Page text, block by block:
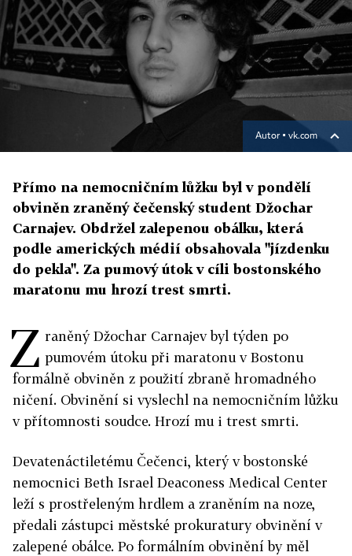
Autor ▪ vk.com
Přímo na nemocničním lůžku byl v pondělí
obviněn zraněný čečenský student Džochar
Carnajev. Obdržel zalepenou obálku, která
podle amerických médií obsahovala "jízdenku
do pekla". Za pumový útok v cíli bostonského
maratonu mu hrozí trest smrti.
Z raněný Džochar Carnajev byl týden po
pumovém útoku při maratonu v Bostonu
formálně obviněn z použití zbraně hromadného
ničení. Obvinění si vyslechl na nemocničním lůžku
v přítomnosti soudce. Hrozí mu i trest smrti.
Devatenáctiletému Čečenci, který v bostonské
nemocnici Beth Israel Deaconess Medical Center
leží s prostřeleným hrdlem a zraněním na noze,
předali zástupci městské prokuratury obvinění v
zalepené obálce. Po formálním obvinění by měl